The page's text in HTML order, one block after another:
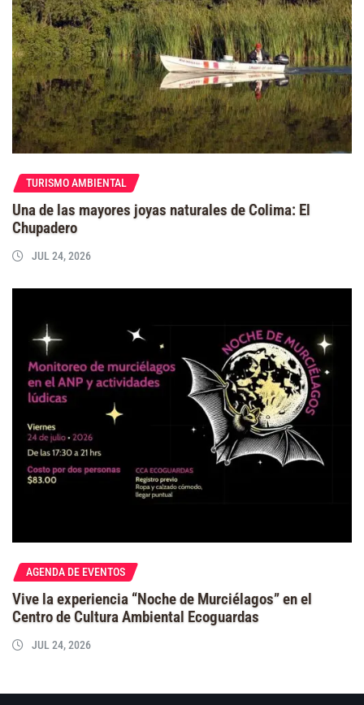
TURISMO AMBIENTAL
Una de las mayores joyas naturales de Colima: El
Chupadero
JUL 24, 2026
AGENDA DE EVENTOS
Vive la experiencia “Noche de Murciélagos” en el
Centro de Cultura Ambiental Ecoguardas
JUL 24, 2026